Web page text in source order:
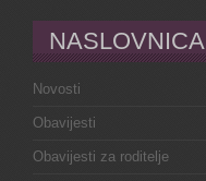
NASLOVNICA
Novosti
Obavijesti
Obavijesti za roditelje